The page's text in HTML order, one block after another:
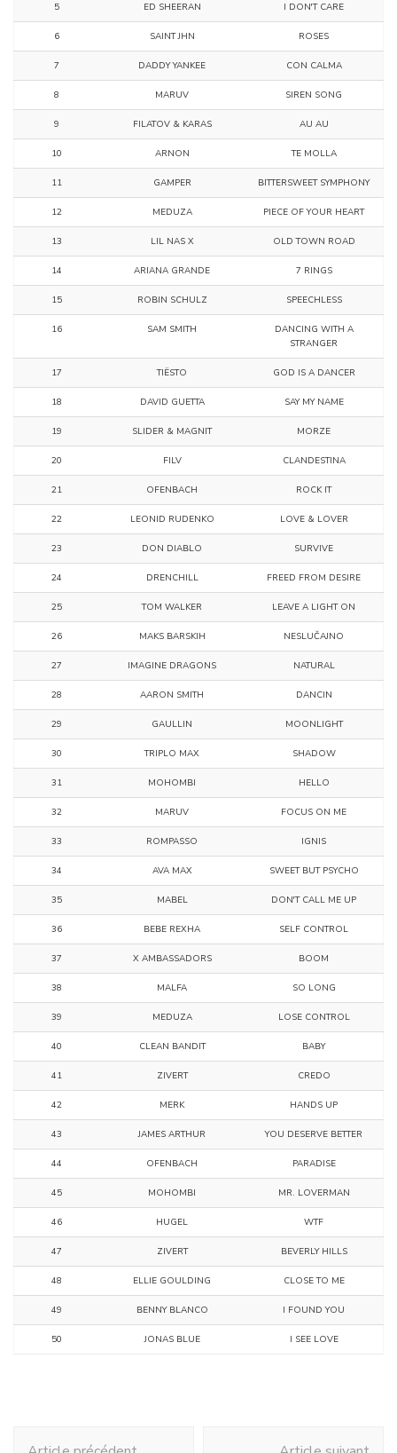
5 ED SHEERAN I DON'T CARE
6 SAINT JHN ROSES
7 DADDY YANKEE CON CALMA
8 MARUV SIREN SONG
9 FILATOV & KARAS AU AU
10 ARNON TE MOLLA
11 GAMPER BITTERSWEET SYMPHONY
12 MEDUZA PIECE OF YOUR HEART
13 LIL NAS X OLD TOWN ROAD
14 ARIANA GRANDE 7 RINGS
15 ROBIN SCHULZ SPEECHLESS
16 SAM SMITH
DANCING WITH A
STRANGER
17 TIËSTO GOD IS A DANCER
18 DAVID GUETTA SAY MY NAME
19 SLIDER & MAGNIT MORZE
20 FILV CLANDESTINA
21 OFENBACH ROCK IT
22 LEONID RUDENKO LOVE & LOVER
23 DON DIABLO SURVIVE
24 DRENCHILL FREED FROM DESIRE
25 TOM WALKER LEAVE A LIGHT ON
26 MAKS BARSKIH NESLUČAJNO
27 IMAGINE DRAGONS NATURAL
28 AARON SMITH DANCIN
29 GAULLIN MOONLIGHT
30 TRIPLO MAX SHADOW
31 MOHOMBI HELLO
32 MARUV FOCUS ON ME
33 ROMPASSO IGNIS
34 AVA MAX SWEET BUT PSYCHO
35 MABEL DON'T CALL ME UP
36 BEBE REXHA SELF CONTROL
37 X AMBASSADORS BOOM
38 MALFA SO LONG
39 MEDUZA LOSE CONTROL
40 CLEAN BANDIT BABY
41 ZIVERT CREDO
42 MERK HANDS UP
43 JAMES ARTHUR YOU DESERVE BETTER
44 OFENBACH PARADISE
45 MOHOMBI MR. LOVERMAN
46 HUGEL WTF
47 ZIVERT BEVERLY HILLS
48 ELLIE GOULDING CLOSE TO ME
49 BENNY BLANCO I FOUND YOU
50 JONAS BLUE I SEE LOVE